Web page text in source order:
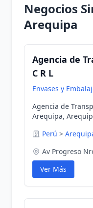
Negocios
Arequipa
Agencia de
C R L
Envases y
Agencia de
Arequipa,
Perú >
Av Progreso
Ver Más